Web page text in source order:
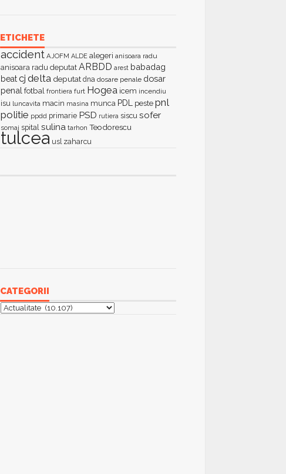
ETICHETE
accident AJOFM ALDE alegeri anisoara radu
anisoara radu deputat ARBDD arest babadag
beatcj delta deputat dna dosare penale dosar
penal fotbal frontiera furt Hogea icem incendiu
isu luncavita macin masina munca PDL peste pnl
politie ppdd primarie PSD rutiera siscu sofer
somaj spital sulina tarhon Teodorescu
tulcea usl zaharcu
CATEGORII
Categorii